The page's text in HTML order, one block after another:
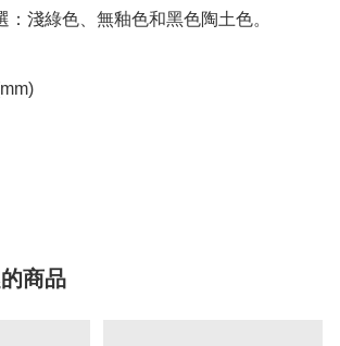
：淺綠色、無釉色和黑色陶土色。
商品